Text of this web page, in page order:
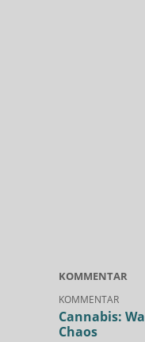
KOMMENTAR
KOMMENTAR
Cannabis:
Chaos